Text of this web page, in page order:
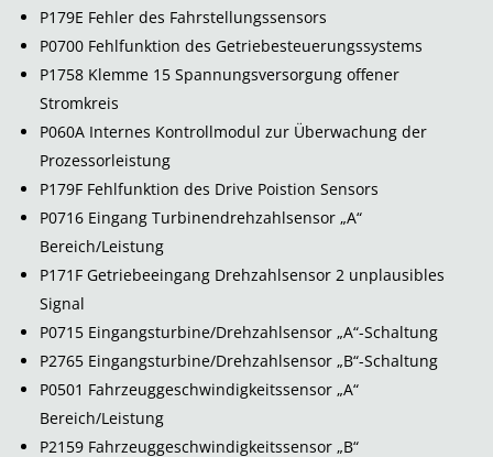
P179E Fehler des Fahrstellungssensors
P0700 Fehlfunktion des Getriebesteuerungssystems
P1758 Klemme 15 Spannungsversorgung offener
Stromkreis
P060A Internes Kontrollmodul zur Überwachung der
Prozessorleistung
P179F Fehlfunktion des Drive Poistion Sensors
P0716 Eingang Turbinendrehzahlsensor „A“
Bereich/Leistung
P171F Getriebeeingang Drehzahlsensor 2 unplausibles
Signal
P0715 Eingangsturbine/Drehzahlsensor „A“-Schaltung
P2765 Eingangsturbine/Drehzahlsensor „B“-Schaltung
P0501 Fahrzeuggeschwindigkeitssensor „A“
Bereich/Leistung
P2159 Fahrzeuggeschwindigkeitssensor „B“